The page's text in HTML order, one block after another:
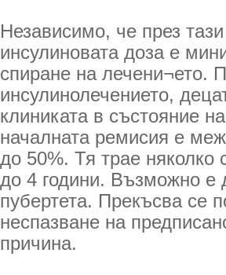
Независимо, че през
инсулиновата доза е
спиране на лечени¬ето.
инсулинолечението,
клиниката в състояние
началната ремисия е
до 50%. Тя трае
до 4 години. Възможно е
пубертета. Прекъсва се
неспазване на
причина.